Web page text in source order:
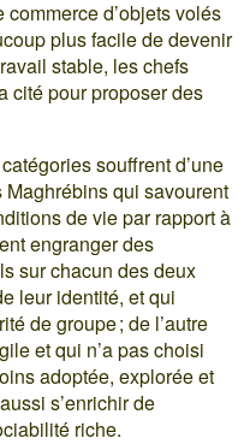
d’objets volés
plus facile de devenir
stable, les chefs
cité pour proposer des
souffrent d’une
Maghrébins qui savourent
de vie par rapport à
engranger des
sur chacun des deux
leur identité, et qui
de groupe ; de l’autre
et qui n’a pas choisi
adoptée, explorée et
s’enrichir de
riche.